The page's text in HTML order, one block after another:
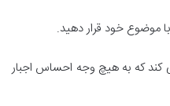
موضوع خود قرار دهید.
کند که به هیچ وجه احساس اجبار